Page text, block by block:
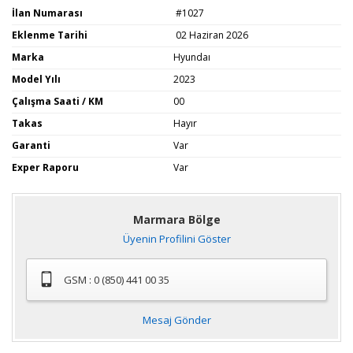
İlan Numarası
#1027
Eklenme Tarihi
02 Haziran 2026
Marka
Hyundaı
Model Yılı
2023
Çalışma Saati / KM
00
Takas
Hayır
Garanti
Var
Exper Raporu
Var
Marmara Bölge
Üyenin Profilini Göster
GSM : 0 (850) 441 00 35
Mesaj Gönder